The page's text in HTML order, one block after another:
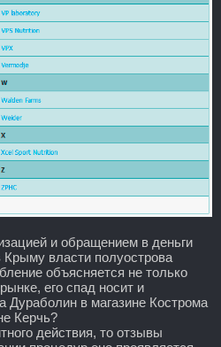
и обращением в деньги
власти полуострова
объясняется не только
его спад носит и
Дураболин в магазине Кострома
Керчь?
действия, то отзывы